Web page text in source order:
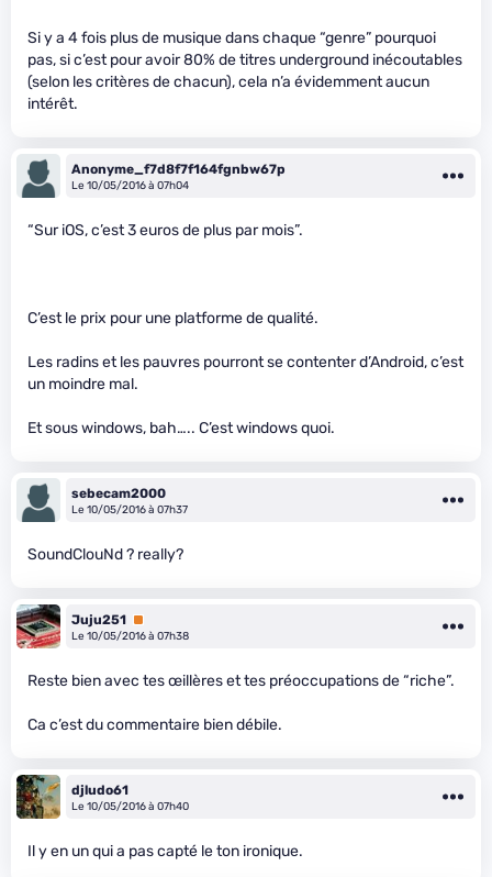
Si y a 4 fois plus de musique dans chaque “genre” pourquoi
pas, si c’est pour avoir 80% de titres underground inécoutables
(selon les critères de chacun), cela n’a évidemment aucun
intérêt.
Anonyme_f7d8f7f164fgnbw67p
Le 10/05/2016 à 07h04
“Sur iOS, c’est 3 euros de plus par mois”.
C’est le prix pour une platforme de qualité.
Les radins et les pauvres pourront se contenter d’Android, c’est
un moindre mal.
Et sous windows, bah….. C’est windows quoi.
sebecam2000
Le 10/05/2016 à 07h37
SoundClouNd ? really?
Juju251 Premium
Le 10/05/2016 à 07h38
Reste bien avec tes œillères et tes préoccupations de “riche”.
Ca c’est du commentaire bien débile.
djludo61
Le 10/05/2016 à 07h40
Il y en un qui a pas capté le ton ironique.